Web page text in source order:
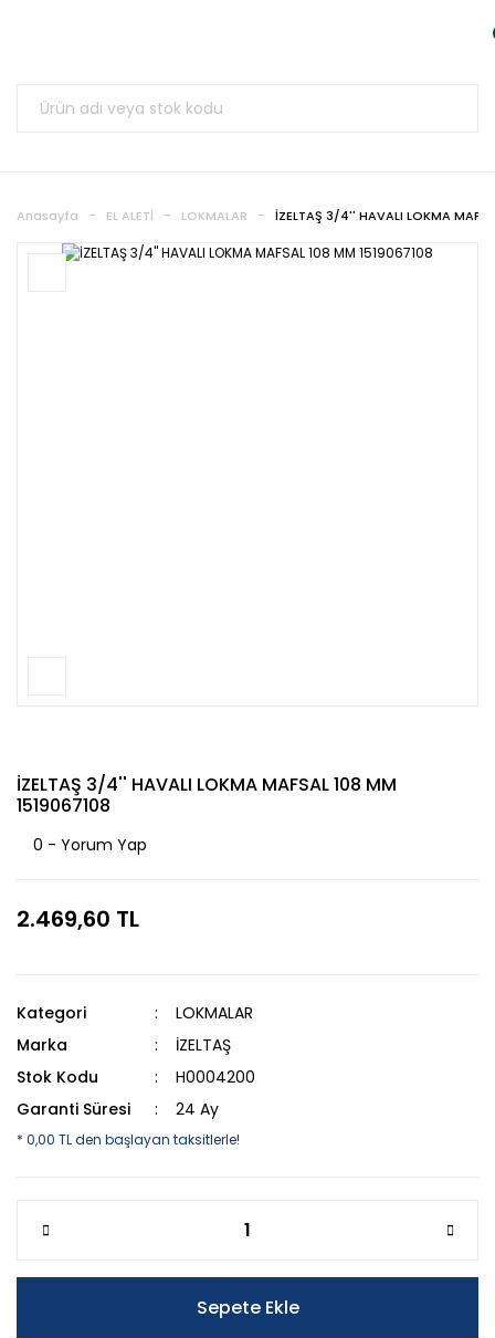
Anasayfa EL ALETİ LOKMALAR İZELTAŞ 3/4'' HAVALI LOKMA
İZELTAŞ 3/4'' HAVALI LOKMA MAFSAL 108 MM
1519067108
0 - Yorum Yap
2.469,60 TL
Kategori
LOKMALAR
Marka
İZELTAŞ
Stok Kodu
H0004200
Garanti Süresi
24 Ay
* 0,00 TL den başlayan taksitlerle!
Sepete Ekle